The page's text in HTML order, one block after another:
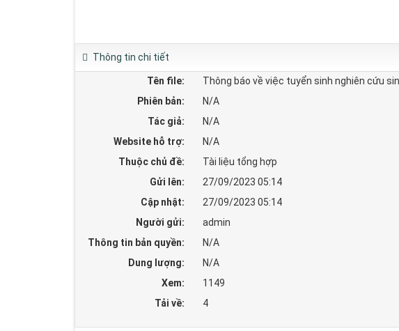
Thông tin chi tiết
Tên file:
Thông báo về việc tuyển sinh nghiên cứu
Phiên bản:
N/A
Tác giả:
N/A
Website hỗ trợ:
N/A
Thuộc chủ đề:
Tài liệu tổng hợp
Gửi lên:
27/09/2023 05:14
Cập nhật:
27/09/2023 05:14
Người gửi:
admin
Thông tin bản quyền:
N/A
Dung lượng:
N/A
Xem:
1149
Tải về:
4